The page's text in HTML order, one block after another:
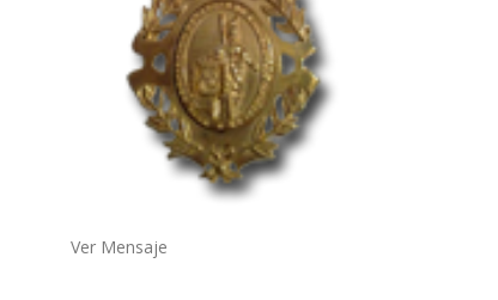
Ver Mensaje